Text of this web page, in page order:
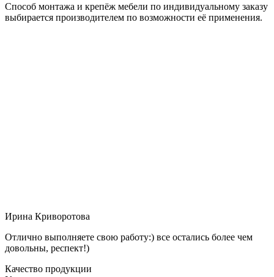
Способ монтажа и крепёж мебели по индивидуальному заказу
выбирается производителем по возможности её применения.
Ирина Криворотова
Отлично выполняете свою работу:) все остались более чем
довольны, респект!)
Качество продукции